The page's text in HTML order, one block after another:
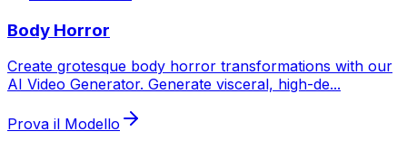
Body Horror
Create grotesque body horror transformations with our
AI Video Generator. Generate visceral, high-de...
Prova il Modello